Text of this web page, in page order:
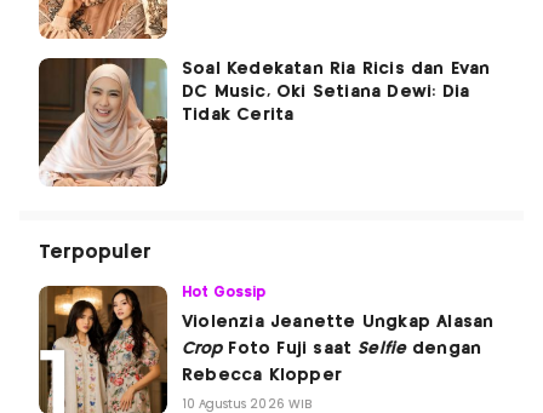
Soal Kedekatan Ria Ricis dan Evan
DC Music, Oki Setiana Dewi: Dia
Tidak Cerita
Terpopuler
Hot Gossip
Violenzia Jeanette Ungkap Alasan
CropFoto Fuji saat Selfiedengan
Rebecca Klopper
10 Agustus 2026 WIB